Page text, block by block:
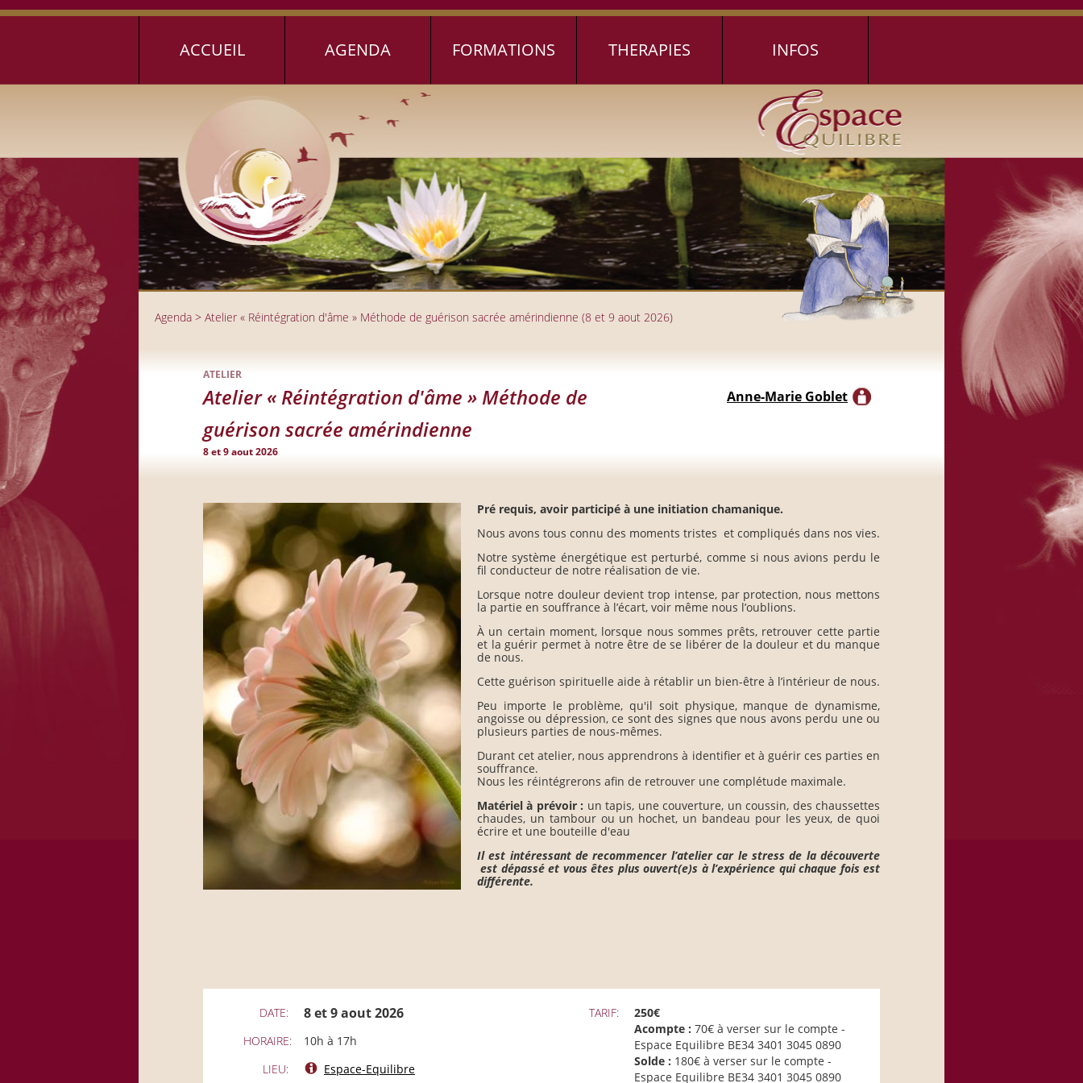
Jump to navigation
ACCUEIL AGENDA FORMATIONS THERAPIES INFOS
Vous êtes ici
Agenda > Atelier « Réintégration d'âme » Méthode de guérison sacrée amérindienne (8 et 9 aout 2026)
ATELIER
Atelier « Réintégration d'âme » Méthode de
guérison sacrée amérindienne
Anne-Marie Goblet
8 et 9 aout 2026
Pré requis, avoir participé à une initiation chamanique.
Nous avons tous connu des moments tristes et compliqués dans nos vies.
Notre système énergétique est perturbé, comme si nous avions perdu le
fil conducteur de notre réalisation de vie.
Lorsque notre douleur devient trop intense, par protection, nous mettons
la partie en souffrance à l’écart, voir même nous l’oublions.
À un certain moment, lorsque nous sommes prêts, retrouver cette partie
et la guérir permet à notre être de se libérer de la douleur et du manque
de nous.
Cette guérison spirituelle aide à rétablir un bien-être à l’intérieur de nous.
Peu importe le problème, qu'il soit physique, manque de dynamisme,
angoisse ou dépression, ce sont des signes que nous avons perdu une ou
plusieurs parties de nous-mêmes.
Durant cet atelier, nous apprendrons à identifier et à guérir ces parties en
souffrance.
Nous les réintégrerons afin de retrouver une complétude maximale.
Matériel à prévoir : un tapis, une couverture, un coussin, des chaussettes
chaudes, un tambour ou un hochet, un bandeau pour les yeux, de quoi
écrire et une bouteille d'eau
Il est intéressant de recommencer l’atelier car le stress de la découverte
est dépassé et vous êtes plus ouvert(e)s à l’expérience qui chaque fois est
différente.
DATE: 8 et 9 aout 2026
HORAIRE:
10h à 17h
LIEU:
Espace-Equilibre
TARIF:
250€
Acompte : 70€ à verser sur le compte -
Espace Equilibre BE34 3401 3045 0890
Solde : 180€ à verser sur le compte -
Espace Equilibre BE34 3401 3045 0890